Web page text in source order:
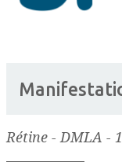
Rétine - DMLA -